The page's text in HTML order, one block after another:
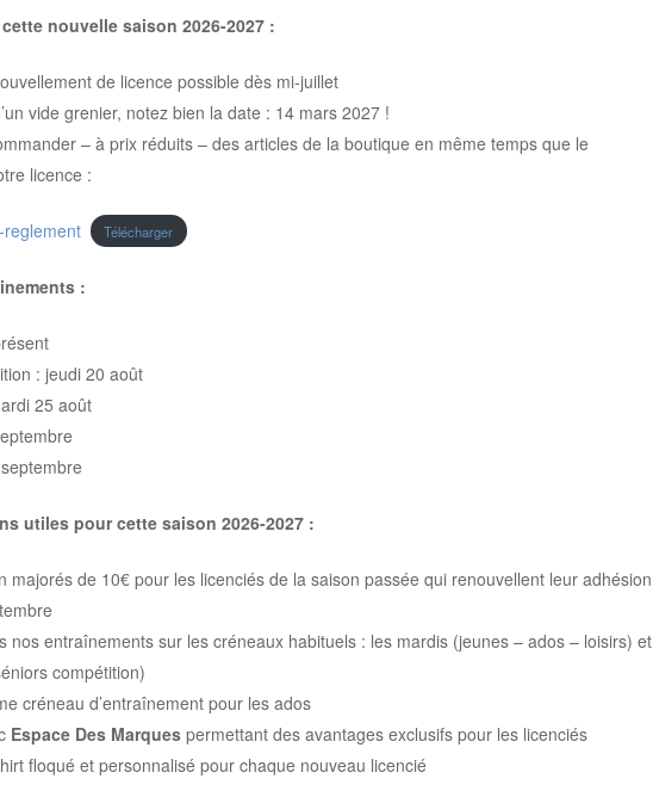
nouvelle saison 2026-2027 :
de licence possible dès mi-juillet
vide grenier, notez bien la date : 14 mars 2027 !
– à prix réduits – des articles de la boutique en même temps que le
licence :
Télécharger
:
: jeudi 20 août
25 août
utiles pour cette saison 2026-2027 :
majorés de 10€ pour les licenciés de la saison passée qui renouvellent leur adhésion
nos entraînements sur les créneaux habituels : les mardis (jeunes – ados – loisirs) et
compétition)
créneau d’entraînement pour les ados
Espace Des Marquespermettant des avantages exclusifs pour les licenciés
floqué et personnalisé pour chaque nouveau licencié